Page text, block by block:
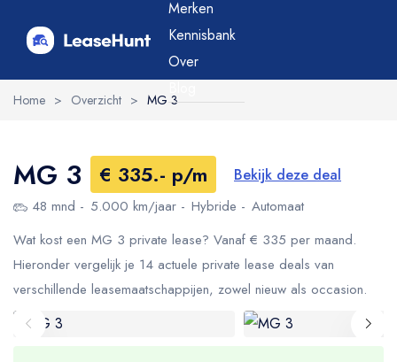
Merken
Kennisbank
Over
Home > Overzicht > MG 3
MG 3 € 335.- p/m Bekijk deze deal
48 mnd 5.000 km/jaar Hybride
Automaat
Wat kost een MG 3 private lease? Vanaf € 335 per maand.
Hieronder vergelijk je 14 actuele private lease deals van
verschillende leasemaatschappijen, zowel nieuw als occasion.